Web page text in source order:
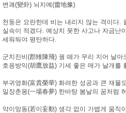
변괘(變卦) 뇌지예(雷地豫)
천둥은 요란한데 비는 내리지 않는 격이다.
실속이 적겠다. 예상치 못한 사고나 자금난
세워둬야 평탄하다.
군치진비(郡雉陳飛) 꿩 떼가 무리 지어 날아
호응방익(胡鷹放益) 기세 좋은 매가 날개를
부귀영화(富貴榮華) 화려한 성공과 큰 재물
일장춘몽(一場春夢) 한바탕 봄날의 꿈처럼
약이망동(若이妄動) 생각 없이 가볍게 움직